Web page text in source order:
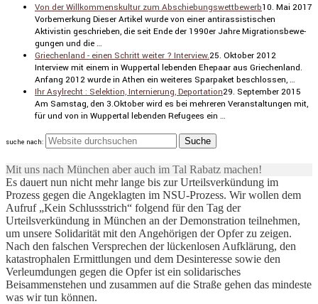
Von der Willkommenskultur zum Abschiebungswettbewerb10. Mai 2017
Vorbe­mer­kung Dieser Artikel wurde von einer antiras­sis­ti­schen
Aktivistin geschrieben, die seit Ende der 1990er Jahre Migra­ti­ons­be­we­
gungen und die …
Griechenland - einen Schritt weiter ? Interview.25. Oktober 2012
Inter­view mit einem in Wuppertal lebenden Ehepaar aus Griechen­land.
Anfang 2012 wurde in Athen ein weiteres Sparpaket beschlossen, …
Ihr Asylrecht : Selektion, Internierung, Deportation29. September 2015
Am Samstag, den 3.Oktober wird es bei mehreren Veran­stal­tungen mit,
für und von in Wuppertal lebenden Refugees ein …
suche nach:
Mit uns nach München aber auch im Tal Rabatz machen!
Es dauert nun nicht mehr lange bis zur Urteilsverkündung im
Prozess gegen die Angeklagten im NSU-Prozess. Wir wollen dem
Aufruf „Kein Schlussstrich“ folgend für den Tag der
Urteilsverkündung in München an der Demonstration teilnehmen,
um unsere Solidarität mit den Angehörigen der Opfer zu zeigen.
Nach den falschen Versprechen der lückenlosen Aufklärung, den
katastrophalen Ermittlungen und dem Desinteresse sowie den
Verleumdungen gegen die Opfer ist ein solidarisches
Beisammenstehen und zusammen auf die Straße gehen das mindeste
was wir tun können.